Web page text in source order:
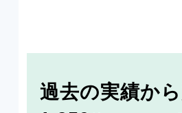
過去の実績から